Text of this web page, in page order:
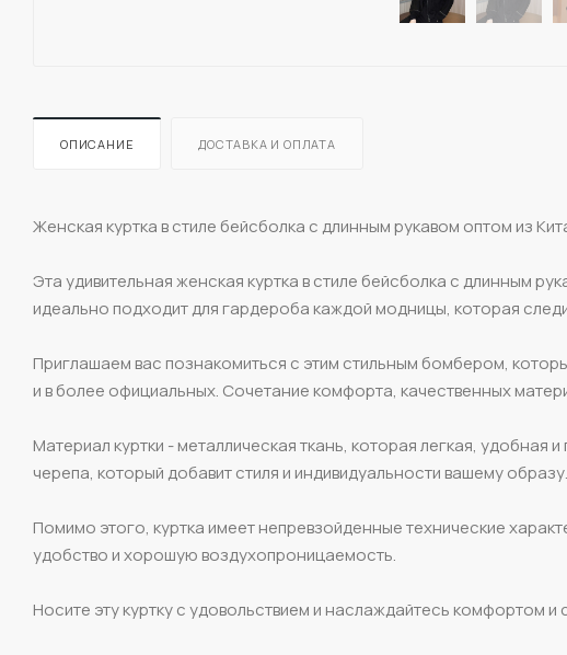
ОПИСАНИЕ ДОСТАВКА И ОПЛАТА
Женская куртка в стиле бейсболка с длинным рукавом оптом из
Эта удивительная женская куртка в стиле бейсболка с длинным
идеально подходит для гардероба каждой модницы, которая
Приглашаем вас познакомиться с этим стильным бомбером,
и в более официальных. Сочетание комфорта, качественных
Материал куртки - металлическая ткань, которая легкая, удобная
черепа, который добавит стиля и индивидуальности вашему образу.
Помимо этого, куртка имеет непревзойденные технические
удобство и хорошую воздухопроницаемость.
Носите эту куртку с удовольствием и наслаждайтесь комфортом и